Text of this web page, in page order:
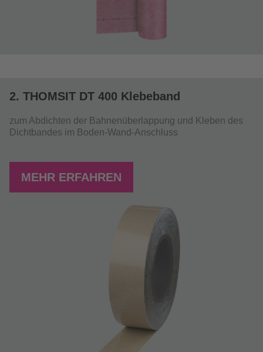
2. THOMSIT DT 400 Klebeband
zum Abdichten der Bahnenüberlappung und Kleben des
Dichtbandes im Boden-Wand-Anschluss
MEHR ERFAHREN